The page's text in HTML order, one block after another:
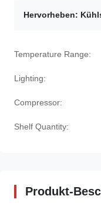
Hervorheben:
Temperature Range:
Lighting:
Compressor:
Shelf Quantity:
Produkt-